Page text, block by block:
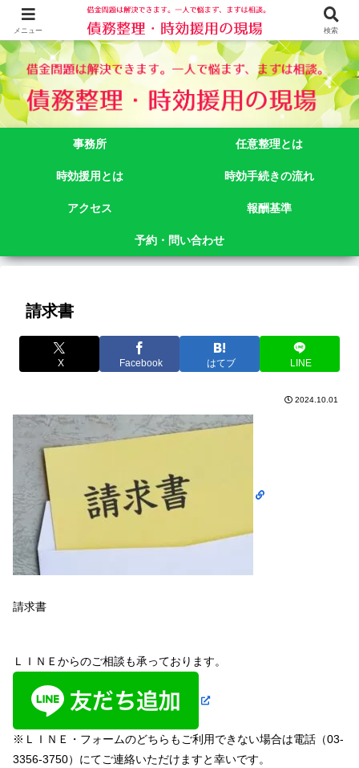
借金問題でお悩みなら司法書士法人御苑総合事務所にご相談下さい。 東京都
新宿区新宿二丁目５番１号アルテビル新宿４階 TEL:03-3356-3750
事務所 任意整理とは
時効援用とは 時効手続きの流れ
アクセス 報酬基準
予約・問い合わせ
請求書
X Facebook はてブ LINE
2024.10.01
請求書
ＬＩＮＥからのご相談も承っております。
※ＬＩＮＥ・フォームのどちらもご利用できない場合は電話（03-
3356-3750）にてご連絡いただけますと幸いです。
メニュー 検索